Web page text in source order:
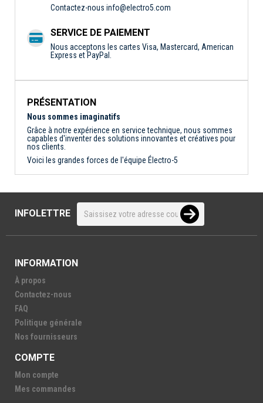
Contactez-nous info@electro5.com
SERVICE DE PAIEMENT
Nous acceptons les cartes Visa, Mastercard, American
Express et PayPal.
PRÉSENTATION
Nous sommes imaginatifs
Grâce à notre expérience en service technique, nous sommes
capables d'inventer des solutions innovantes et créatives pour
nos clients.
Voici les grandes forces de l'équipe Électro-5
INFOLETTRE
INFORMATION
À propos
Contactez-nous
FAQ
Politique générale
Nos fournisseurs
COMPTE
Mon compte
Mes commandes